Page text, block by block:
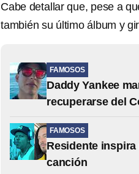
Cabe detallar que, pese a
también su último álbum y
FAMOSOS
Daddy Yankee
recuperarse del
FAMOSOS
Residente
canción